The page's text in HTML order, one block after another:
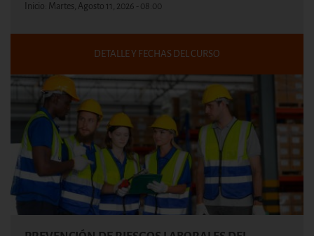
Inicio: Martes, Agosto 11, 2026 - 08:00
DETALLE Y FECHAS DEL CURSO